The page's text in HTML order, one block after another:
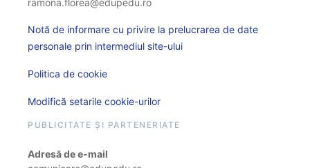
ramona.florea@edupedu.ro
Notă de informare cu privire la prelucrarea de date
personale prin intermediul site-ului
Politica de cookie
Modifică setarile cookie-urilor
PUBLICITATE ȘI PARTENERIATE
Adresă de e-mail